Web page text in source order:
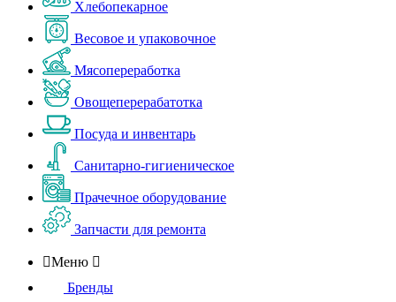
Хлебопекарное
Весовое и упаковочное
Мясопереработка
Овощеперерабатотка
Посуда и инвентарь
Санитарно-гигиеническое
Прачечное оборудование
Запчасти для ремонта
Меню 
Бренды